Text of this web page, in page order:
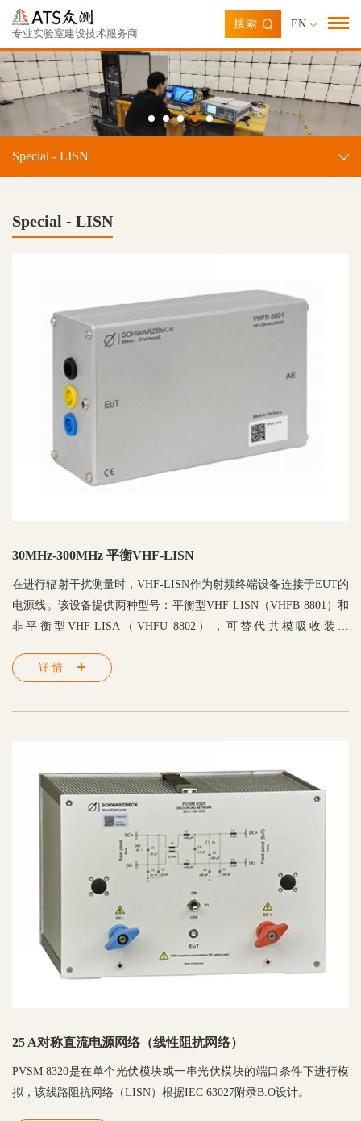
专业实验室建设技术服务商
搜索 EN
Special - LISN
Special - LISN
30MHz-300MHz 平衡VHF-LISN
在进行辐射干扰测量时，VHF-LISN作为射频终端设备连接于EUT的
电源线。该设备提供两种型号：平衡型VHF-LISN（VHFB 8801）和
非平衡型VHF-LISA（VHFU 8802），可替代共模吸收装置
称）呈现相同的阻抗，从而产生平衡负载。该设备符合CISPR 16-1-
详情
25 A对称直流电源网络（线性阻抗网络）
PVSM 8320是在单个光伏模块或一串光伏模块的端口条件下进行模
拟，该线路阻抗网络（LISN）根据IEC 63027附录B.O设计。